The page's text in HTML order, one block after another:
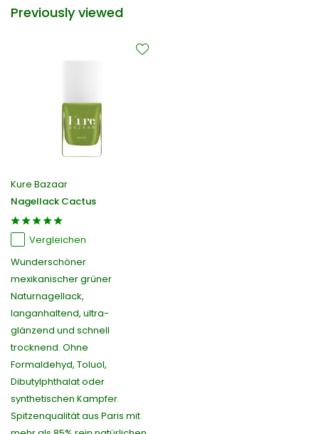
Previously viewed
Kure Bazaar
Nagellack Cactus
Vergleichen
Wunderschöner
mexikanischer grüner
Naturnagellack,
langanhaltend, ultra-
glänzend und schnell
trocknend. Ohne
Formaldehyd, Toluol,
Dibutylphthalat oder
synthetischen Kampfer.
Spitzenqualität aus Paris mit